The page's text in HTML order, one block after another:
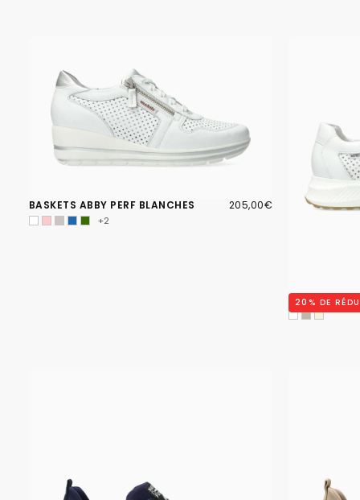
BASKETS ABBY PERF BLANCHES 205,00€
PRIX
205,00€
+2
BASKETS
20 % DE